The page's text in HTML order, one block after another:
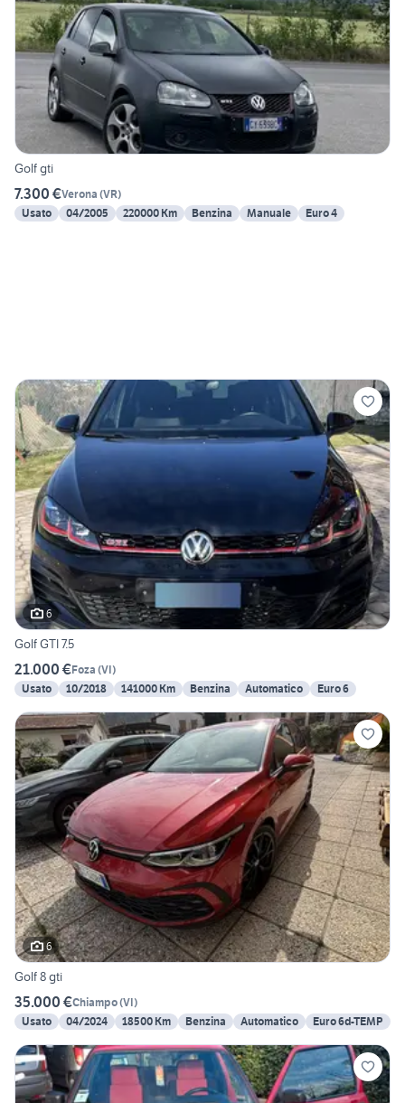
Golf gti
7.300 €Verona (VR)
Usato
04/2005 220000 Km Benzina Manuale Euro 4
6
Golf GTI 7.5
21.000 €Foza (VI)
Usato
10/2018 141000 Km Benzina Automatico Euro 6
6
Golf 8 gti
35.000 €Chiampo(VI)
Usato
04/2024 18500 Km Benzina Automatico Euro 6d-TEMP